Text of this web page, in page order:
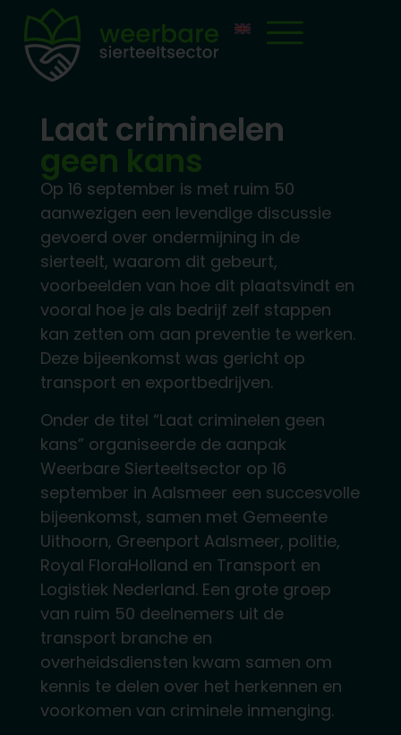
Laat criminelen
geen kans
Op 16 september is met ruim 50
aanwezigen een levendige discussie
gevoerd over ondermijning in de
sierteelt, waarom dit gebeurt,
voorbeelden van hoe dit plaatsvindt en
vooral hoe je als bedrijf zelf stappen
kan zetten om aan preventie te werken.
Deze bijeenkomst was gericht op
transport en exportbedrijven.
Onder de titel “Laat criminelen geen
kans” organiseerde de aanpak
Weerbare Sierteeltsector op 16
september in Aalsmeer een succesvolle
bijeenkomst, samen met Gemeente
Uithoorn, Greenport Aalsmeer, politie,
Royal FloraHolland en Transport en
Logistiek Nederland. Een grote groep
van ruim 50 deelnemers uit de
transport branche en
overheidsdiensten kwam samen om
kennis te delen over het herkennen en
voorkomen van criminele inmenging.